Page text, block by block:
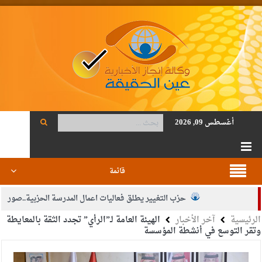
أغسطس 09, 2026
قائمة
حزب التغيير يطلق فعاليات اعمال المدرسة الحزبية..صور
الجيش يفتح باب التجنيد لحملة البكالوريوس في الحقوق والقانون
بيان اجتماع عمّان:دعم الوصاية الهاشمية التاريخية على المقدسات
الرئيسية آخر الأخبار الهيئة العامة لـ”الرأي” تجدد الثقة بالمعايطة
وتقر التوسع في أنشطة المؤسسة